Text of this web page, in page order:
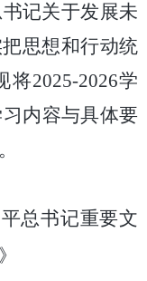
记关于发展未
思想和行动统
将2025-2026学
内容与具体要
总书记重要文